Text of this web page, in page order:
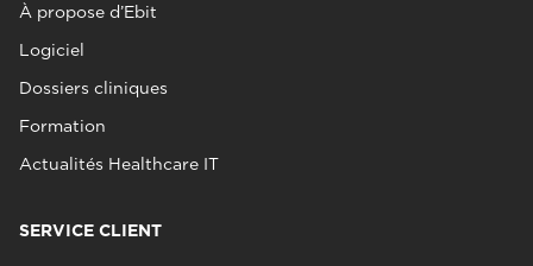
À propose d’Ebit
Logiciel
Dossiers cliniques
Formation
Actualités Healthcare IT
SERVICE CLIENT